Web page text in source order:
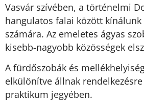
Vasvár szívében, a történelmi
hangulatos falai között
számára. Az emeletes ágyas
kisebb-nagyobb közösségek
A fürdőszobák és
elkülönítve állnak
praktikum jegyében.